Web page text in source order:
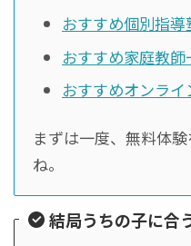
おすすめ個別指導
おすすめ家庭教師
おすすめオンラ
まずは一度、無料体
ね。
結局うちの子に合